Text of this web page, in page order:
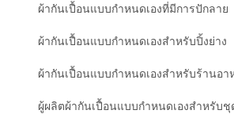
ผ้ากันเปื้อนแบบกำหนดเองที่มีการปักลาย
ผ้ากันเปื้อนแบบกำหนดเองสำหรับปิ้งย่าง
ผ้ากันเปื้อนแบบกำหนดเองสำหรับร้านอา
ผู้ผลิตผ้ากันเปื้อนแบบกำหนดเองสำหรับชุ